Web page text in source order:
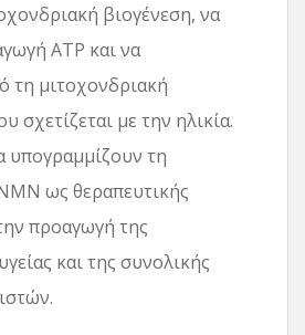
βιογένεση, να
ATP και να
τη μιτοχονδριακή
σχετίζεται με την ηλικία.
υπογραμμίζουν τη
ως θεραπευτικής
προαγωγή της
και της συνολικής